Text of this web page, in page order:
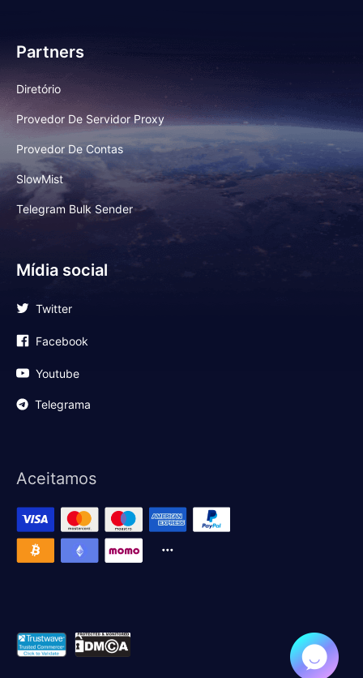
Partners
Diretório
Provedor De Servidor Proxy
Provedor De Contas
SlowMist
Telegram Bulk Sender
Mídia social
Twitter
Facebook
Youtube
Telegrama
Aceitamos